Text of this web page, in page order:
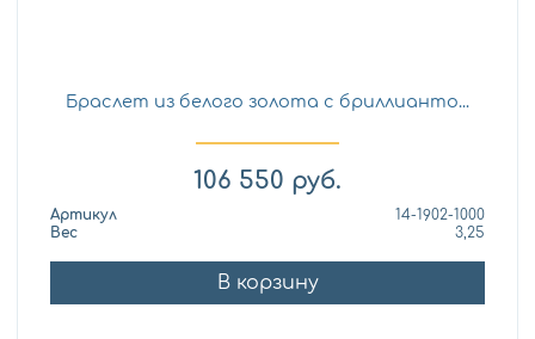
Браслет из белого золота с бриллианто...
106 550 руб.
Артикул
14-1902-1000
Вес
3,25
В корзину